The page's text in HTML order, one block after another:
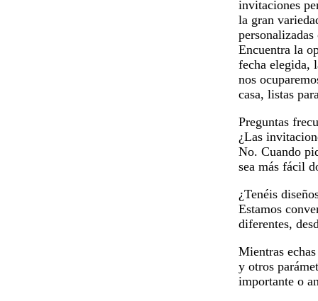
invitaciones
la gran
Encuentra la
fecha elegida,
nos
casa, listas
Preguntas
¿Las
No. Cuando
sea más fácil
¿Tenéis
Estamos
diferentes,
Mientras
y otros
importante o